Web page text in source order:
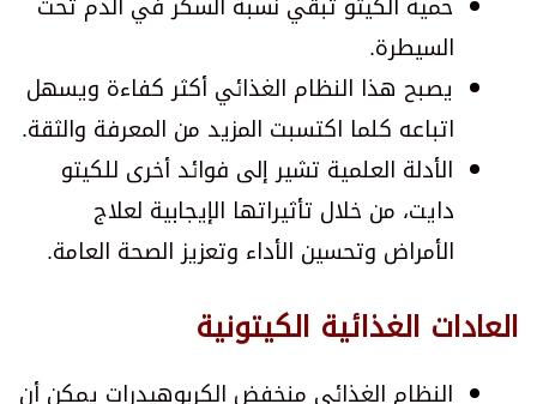
السيطرة.
يصبح هذا النظام الغذائي أكثر كفاءة ويسهل
اتباعه كلما اكتسبت المزيد من المعرفة والثقة.
الأدلة العلمية تشير إلى فوائد أخرى للكيتو
دايت، من خلال تأثيراتها الإيجابية لعلاج
الأمراض وتحسين الأداء وتعزيز الصحة العامة.
العادات الغذائية الكيتونية
النظام الغذائي منخفض الكربوهيدرات يمكن أن